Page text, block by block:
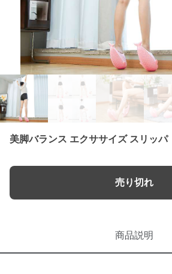
美脚バランス エクササイズ スリッパ
売り切れ
商品説明